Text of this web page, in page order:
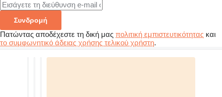
Συνδρομή
Πατώντας αποδέχεστε τη δική μας πολιτική εμπιστευτικότητας και
το συμφωνητικό άδειας χρήσης τελικού χρήστη.